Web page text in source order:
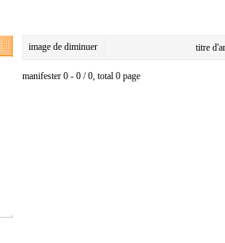
image de diminuer titre
manifester 0 - 0 / 0, total 0 page